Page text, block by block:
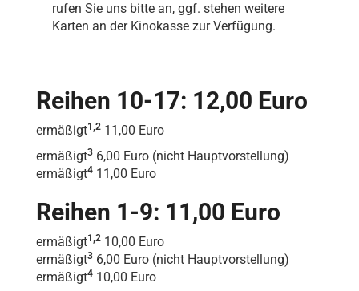
rufen Sie uns bitte an, ggf. stehen weitere
Karten an der Kinokasse zur Verfügung.
Reihen 10-17: 12,00 Euro
ermäßigt1,2 11,00 Euro
ermäßigt3 6,00 Euro (nicht Hauptvorstellung)
ermäßigt4 11,00 Euro
Reihen 1-9: 11,00 Euro
ermäßigt1,2 10,00 Euro
ermäßigt3 6,00 Euro (nicht Hauptvorstellung)
ermäßigt4 10,00 Euro